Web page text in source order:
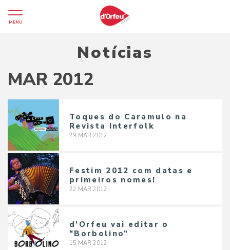
MENU
Notícias
MAR 2012
Toques do Caramulo na
Revista Interfolk
29 MAR 2012
Festim 2012 com datas e
primeiros nomes!
22 MAR 2012
d’Orfeu vai editar o
“Borbolino”
15 MAR 2012